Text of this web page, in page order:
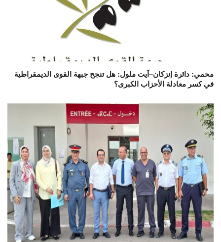
محمي: دائرة إنزكان–آيت ملول: هل تنجح جبهة القوى الديمقراطية
في كسر معادلة الأحزاب الكبرى؟